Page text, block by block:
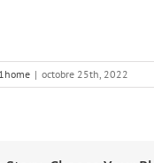
| octobre 25th, 2022